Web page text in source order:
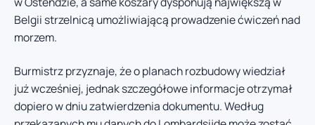
Belgii strzelnicą umożliwiającą prowadzenie ćwiczeń nad
morzem.
Burmistrz przyznaje, że o planach rozbudowy wiedział
już wcześniej, jednak szczegółowe informacje otrzymał
dopiero w dniu zatwierdzenia dokumentu. Według